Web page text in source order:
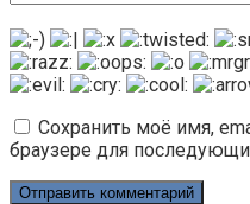
Сохранить моё имя,
браузере для